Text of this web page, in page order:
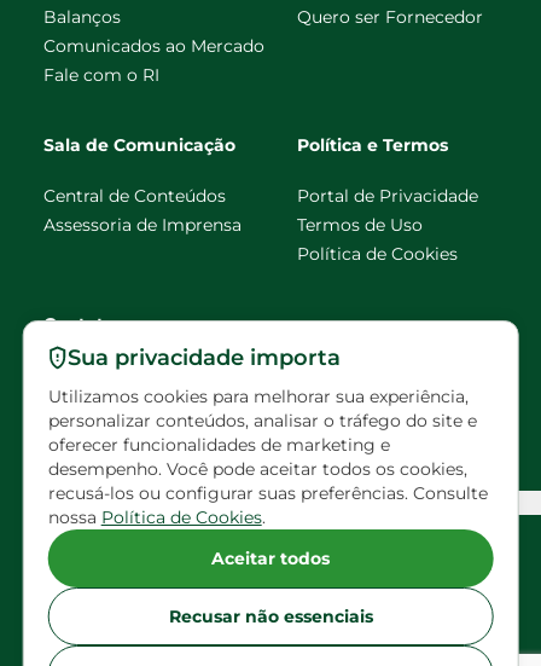
Sua privacidade importa
Utilizamos cookies para melhorar sua experiência,
personalizar conteúdos, analisar o tráfego do site e
oferecer funcionalidades de marketing e
desempenho. Você pode aceitar todos os cookies,
recusá-los ou configurar suas preferências. Consulte
nossa Política de Cookies.
Aceitar todos
Recusar não essenciais
Balanços
Comunicados ao Mercado
Fale com o RI
Quero ser Fornecedor
Sala de Comunicação
Central de Conteúdos
Assessoria de Imprensa
Política e Termos
Portal de Privacidade
Termos de Uso
Política de Cookies
Contato
faleconosco@eldorado
brasil.com.br
Visitas agendadas
Configuração de Cookies
Siga Eldorado nas redes sociais